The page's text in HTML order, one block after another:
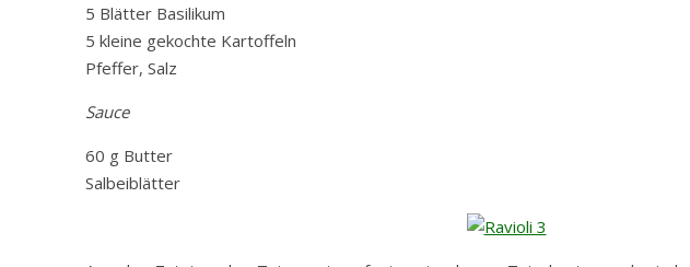
5 Blätter Basilikum
5 kleine gekochte Kartoffeln
Pfeffer, Salz
Sauce
60 g Butter
Salbeiblätter